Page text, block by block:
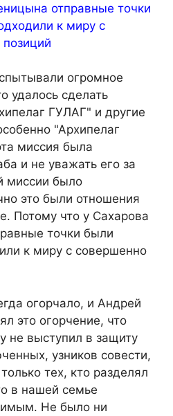
отправные точки
к миру с
огромное
удалось сделать
ГУЛАГ" и другие
"Архипелаг
миссия была
и не уважать его за
миссии было
это были отношения
Потому что у Сахарова
точки были
к миру с совершенно
огорчало, и Андрей
это огорчение, что
не выступил в защиту
узников совести,
тех, кто разделял
в нашей семье
Не было ни